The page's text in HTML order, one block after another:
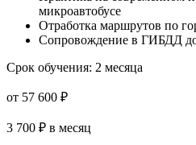
микроавтобусе
Отработка маршрутов по
Сопровождение в ГИБДД
Срок обучения: 2 месяца
от 57 600 ₽
3 700 ₽ в месяц